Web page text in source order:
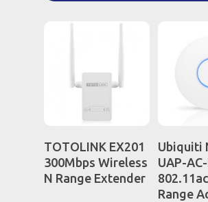
Διαβάστε
Περισσότερα
TOTOLINK EX201
300Mbps Wireless
N Range Extender
Ubiquiti
UAP-
Range